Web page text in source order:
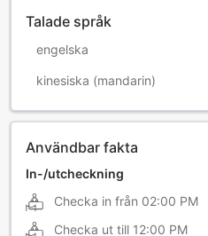
Talade språk
engelska
kinesiska (mandarin)
Användbar fakta
In-/utcheckning
Checka in från 02:00 PM
Checka ut till 12:00 PM